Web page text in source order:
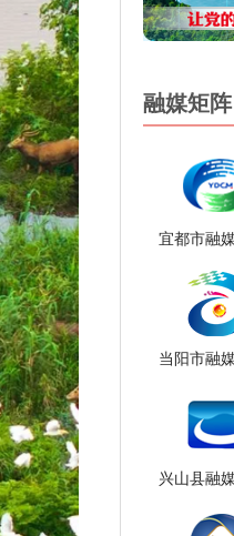
融媒矩阵
宜都市融
当阳市融
兴山县融